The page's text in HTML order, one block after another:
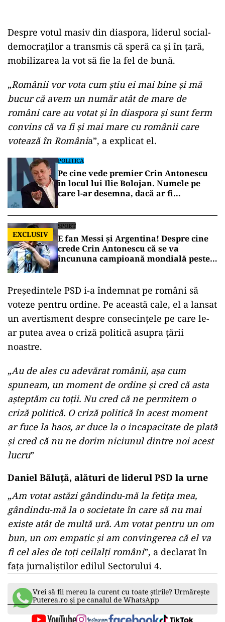
Despre votul masiv din diaspora, liderul social-
democraților a transmis că speră ca și în țară,
mobilizarea la vot să fie la fel de bună.
„Românii vor vota cum știu ei mai bine și mă
bucur că avem un număr atât de mare de
români care au votat și în diaspora și sunt ferm
convins că va fi și mai mare cu românii care
votează în România”, a explicat el.
POLITICĂ
Pe cine vede premier Crin Antonescu
în locul lui Ilie Bolojan. Numele pe
care l-ar desemna, dacă ar fi
EXCLUSIV
SPORT
E fan Messi și Argentina! Despre cine
crede Crin Antonescu că se va
încununa campioană mondială peste
Președintele PSD i-a îndemnat pe români să
voteze pentru ordine. Pe această cale, el a lansat
un avertisment despre consecințele pe care le-
ar putea avea o criză politică asupra țării
noastre.
„Au de ales cu adevărat românii, așa cum
spuneam, un moment de ordine și cred că asta
așteptăm cu toții. Nu cred că ne permitem o
criză politică. O criză politică în acest moment
ar fuce la haos, ar duce la o incapacitate de plată
și cred că nu ne dorim niciunul dintre noi acest
lucru”
Daniel Băluță, alături de liderul PSD la urne
„Am votat astăzi gândindu-mă la fetița mea,
gândindu-mă la o societate în care să nu mai
existe atât de multă ură. Am votat pentru un om
bun, un om empatic și am convingerea că el va
fi cel ales de toți ceilalți români”, a declarat în
fața jurnaliștilor edilul Sectorului 4.
Vrei să fii mereu la curent cu toate știrile? Urmărește
Puterea.ro și pe canalul de WhatsApp